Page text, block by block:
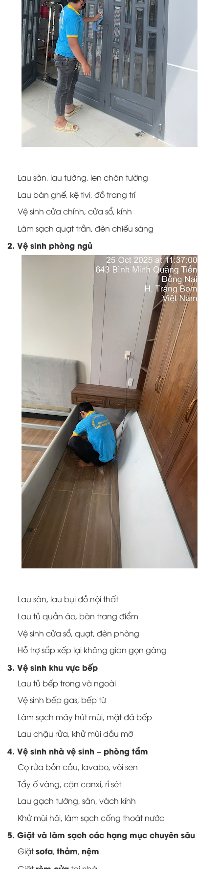
Lau sàn, lau tường, len chân tường
Lau bàn ghế, kệ tivi, đồ trang trí
Vệ sinh cửa chính, cửa sổ, kính
Làm sạch quạt trần, đèn chiếu sáng
2. Vệ sinh phòng ngủ
Lau sàn, lau bụi đồ nội thất
Lau tủ quần áo, bàn trang điểm
Vệ sinh cửa sổ, quạt, đèn phòng
Hỗ trợ sắp xếp lại không gian gọn gàng
3. Vệ sinh khu vực bếp
Lau tủ bếp trong và ngoài
Vệ sinh bếp gas, bếp từ
Làm sạch máy hút mùi, mặt đá bếp
Lau chậu rửa, khử mùi dầu mỡ
4. Vệ sinh nhà vệ sinh – phòng tắm
Cọ rửa bồn cầu, lavabo, vòi sen
Tẩy ố vàng, cặn canxi, rỉ sét
Lau gạch tường, sàn, vách kính
Khử mùi hôi, làm sạch cống thoát nước
5. Giặt và làm sạch các hạng mục chuyên sâu
Giặtsofa, thảm, nệm